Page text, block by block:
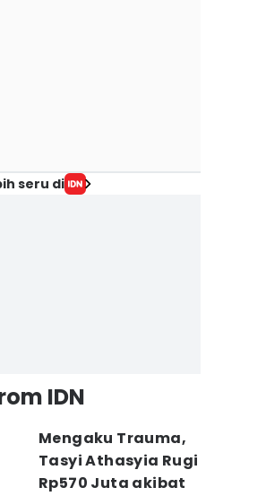
seru di
IDN
Mengaku Trauma,
Tasyi Athasyia Rugi
Rp570 Juta akibat